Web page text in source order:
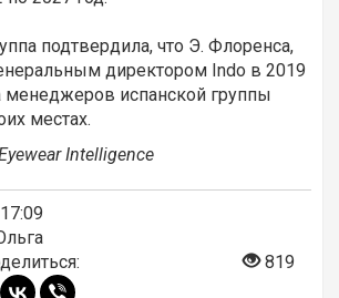
подтвердила, что Э. Флоренса,
директором Indo в 2019
менеджеров испанской группы
местах.
Intelligence
819